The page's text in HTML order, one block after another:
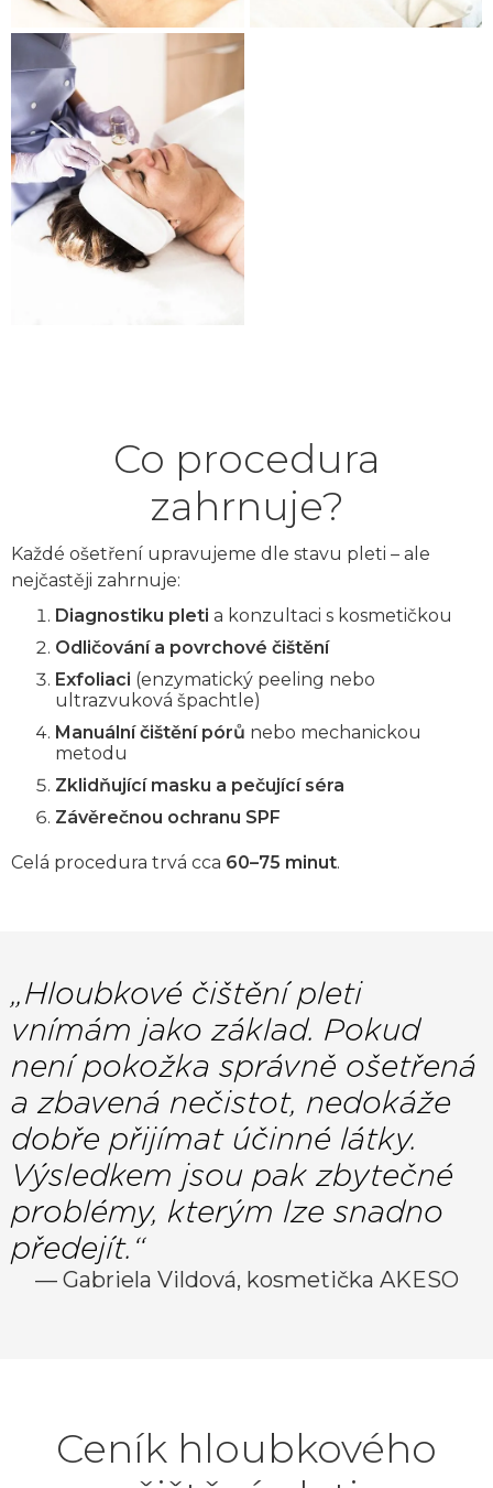
Co procedura
zahrnuje?
Každé ošetření upravujeme dle stavu pleti – ale
nejčastěji zahrnuje:
Diagnostiku pleti a konzultaci s kosmetičkou
Odličování a povrchové čištění
Exfoliaci (enzymatický peeling nebo
ultrazvuková špachtle)
Manuální čištění pórů nebo mechanickou
metodu
Zklidňující masku a pečující séra
Závěrečnou ochranu SPF
Celá procedura trvá cca 60–75 minut.
„Hloubkové čištění pleti
vnímám jako základ. Pokud
není pokožka správně ošetřená
a zbavená nečistot, nedokáže
dobře přijímat účinné látky.
Výsledkem jsou pak zbytečné
problémy, kterým lze snadno
předejít.“
— Gabriela Vildová, kosmetička AKESO
Ceník hloubkového